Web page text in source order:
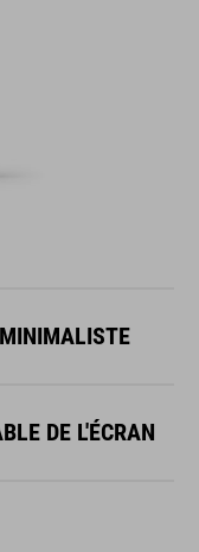
DE L'ÉCRAN